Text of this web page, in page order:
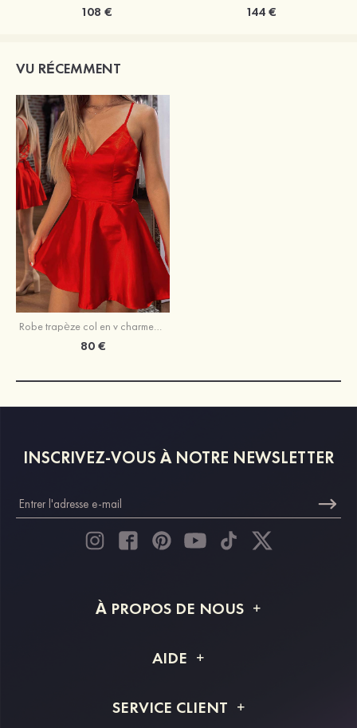
108 € 144 €
VU RÉCEMMENT
Robe trapèze col en v charmeuse courte/mini robe de fête de la rentrée
80 €
INSCRIVEZ-VOUS À NOTRE NEWSLETTER
À PROPOS DE NOUS
Livraison
AIDE
Retour et remboursement
SERVICE CLIENT